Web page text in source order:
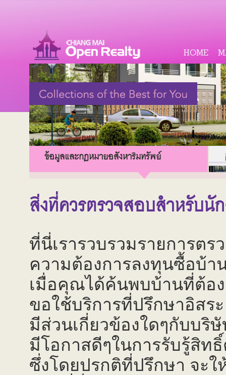
HOME
ข้อมูลและกฏหมายอสังหาริมทรัพย์
สิ่งที่ควรตรวจสอบสำหรับนั
ที่นี่เรารวบรวมรายการต
ความต้องการลงทุนซื้อบ้า
เมื่อคุณได้ค้นพบบ้านที่ต้อ
ขอใช้บริการที่ปรึกษาอิส
มีส่วนเกี่ยวข้องใดๆกับบริ
มีโอกาสดีๆในการรับรู้สิท
ซึ่งโดยปรกติที่ปรึกษา จะ